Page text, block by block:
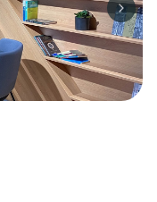
Next